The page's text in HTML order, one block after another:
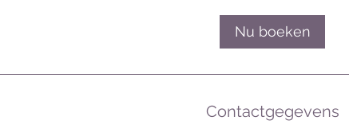
Nu boeken
Contactgegevens